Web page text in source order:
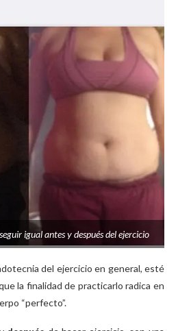
igual antes y después del ejercicio
del ejercicio en general, esté
la finalidad de practicarlo radica en
“perfecto”.